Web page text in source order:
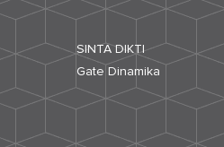
SINTA DIKTI
Gate Dinamika